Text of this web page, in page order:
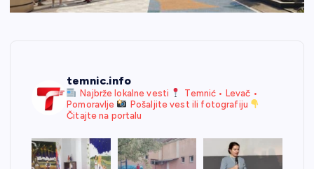
temnic.info
Najbrže lokalne vesti
Temnić • Levač •
Pomoravlje
Pošaljite vest ili fotografiju
Čitajte na portalu